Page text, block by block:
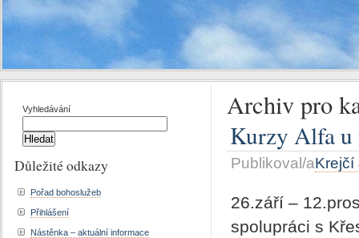
Archiv pro
Kurzy Alfa u
Publikoval/aKrejčí
26.září –
spolupráci s
Vyhledávání
Důležité odkazy
Pořad bohoslužeb
Přihlášení
Nástěnka – aktuální informace